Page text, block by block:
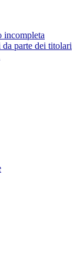
incompleta
parte dei titolari